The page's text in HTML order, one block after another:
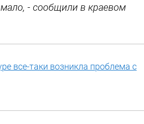
- сообщили в краевом
все-таки возникла проблема с